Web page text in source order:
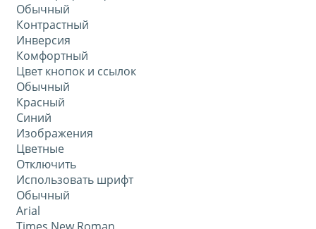
Обычный
Контрастный
Инверсия
Комфортный
Цвет кнопок и ссылок
Обычный
Красный
Синий
Изображения
Цветные
Отключить
Использовать шрифт
Обычный
Arial